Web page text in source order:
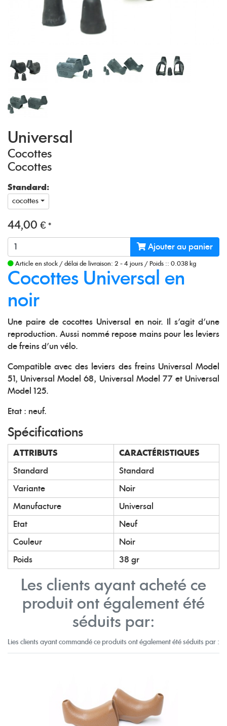
Universal
Cocottes
Cocottes
Standard:
cocottes
44,00 € *
Ajouter au panier
Article en stock / délai de livraison: 2 - 4 jours / Poids :: 0.038 kg
Cocottes Universal en
noir
Une paire de cocottes Universal en noir. Il s'agit d'une
reproduction. Aussi nommé repose mains pour les leviers
de freins d'un vélo.
Compatible avec des leviers des freins Universal Model
51, Universal Model 68, Universal Model 77 et Universal
Model 125.
Etat : neuf.
Spécifications
ATTRIBUTS CARACTÉRISTIQUES
Standard Standard
Variante Noir
Manufacture Universal
Etat Neuf
Couleur Noir
Poids 38 gr
Les clients ayant acheté ce
produit ont également été
séduits par:
Lies clients ayant commandé ce produits ont également été séduits par :